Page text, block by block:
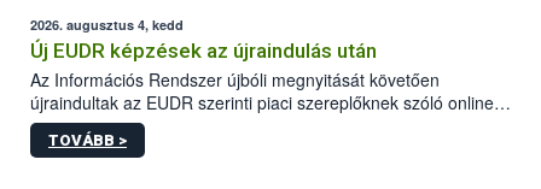
higiéniai szabályok betartása, a megfelelő hőkezelés, valamint a
maradékok szakszerű tárolása. A Nemzeti Élelmiszerlánc-
biztonsági Hivatal (Nébih) Oktatási Programja összegyűjtötte a
biztonságos grillezés legfontosabb tudnivalóit.
2026. augusztus 4, kedd
Új EUDR képzések az újraindulás után
Az Információs Rendszer újbóli megnyitását követően
újraindultak az EUDR szerinti piaci szereplőknek szóló online
képzések.
TOVÁBB >